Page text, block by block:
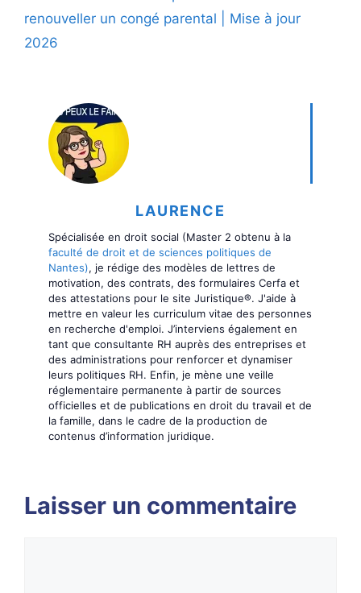
renouveller un congé parental | Mise à jour
2026
LAURENCE
Spécialisée en droit social (Master 2 obtenu à la
faculté de droit et de sciences politiques de
Nantes), je rédige des modèles de lettres de
motivation, des contrats, des formulaires Cerfa et
des attestations pour le site Juristique®. J'aide à
mettre en valeur les curriculum vitae des personnes
en recherche d'emploi. J’interviens également en
tant que consultante RH auprès des entreprises et
des administrations pour renforcer et dynamiser
leurs politiques RH. Enfin, je mène une veille
réglementaire permanente à partir de sources
officielles et de publications en droit du travail et de
la famille, dans le cadre de la production de
contenus d’information juridique.
Laisser un commentaire